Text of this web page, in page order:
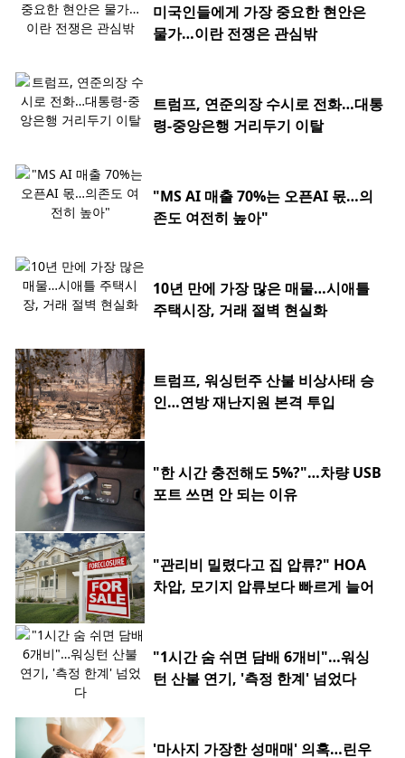
미국인들에게 가장 중요한 현안은
물가…이란 전쟁은 관심밖
트럼프, 연준의장 수시로 전화…대통
령-중앙은행 거리두기 이탈
"MS AI 매출 70%는 오픈AI 몫…의
존도 여전히 높아"
10년 만에 가장 많은 매물…시애틀
주택시장, 거래 절벽 현실화
트럼프, 워싱턴주 산불 비상사태 승
인…연방 재난지원 본격 투입
"한 시간 충전해도 5%?"…차량 USB
포트 쓰면 안 되는 이유
"관리비 밀렸다고 집 압류?" HOA
차압, 모기지 압류보다 빠르게 늘어
"1시간 숨 쉬면 담배 6개비"…워싱
턴 산불 연기, '측정 한계' 넘었다
'마사지 가장한 성매매' 의혹…린우